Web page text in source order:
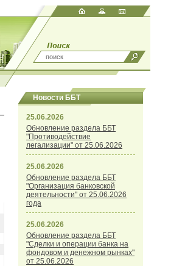
Новости ББТ
25.06.2026
Обновление раздела ББТ
"Противодействие
легализации" от 25.06.2026
25.06.2026
Обновление раздела ББТ
"Организация банковской
деятельности" от 25.06.2026
года
25.06.2026
Обновление раздела ББТ
"Сделки и операции банка на
фондовом и денежном рынках"
от 25.06.2026